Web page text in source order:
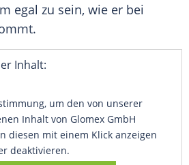
egal zu sein, wie er bei
Inhalt:
um den von unserer
Inhalt von Glomex GmbH
diesen mit einem Klick anzeigen
deaktivieren.